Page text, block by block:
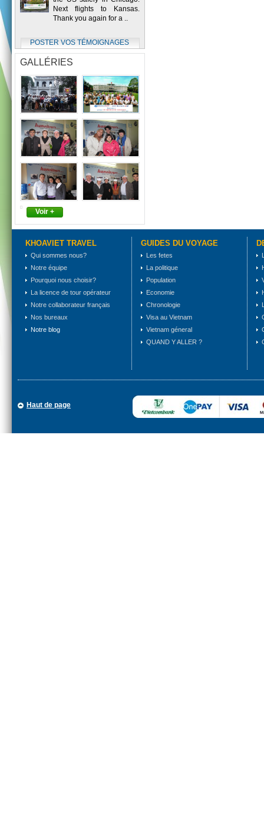
Next flights to Kansas.
Thank you again for a ..
POSTER VOS TÉMOIGNAGES
GALLÉRIES
Voir +
KHOAVIET TRAVEL
Qui sommes nous?
Notre équipe
Pourquoi nous choisir?
La licence de tour opérateur
Notre collaborateur français
Nos bureaux
Notre blog
GUIDES DU VOYAGE
Les fetes
La politique
Population
Economie
Chronologie
Visa au Vietnam
Vietnam géneral
QUAND Y ALLER ?
Haut de page